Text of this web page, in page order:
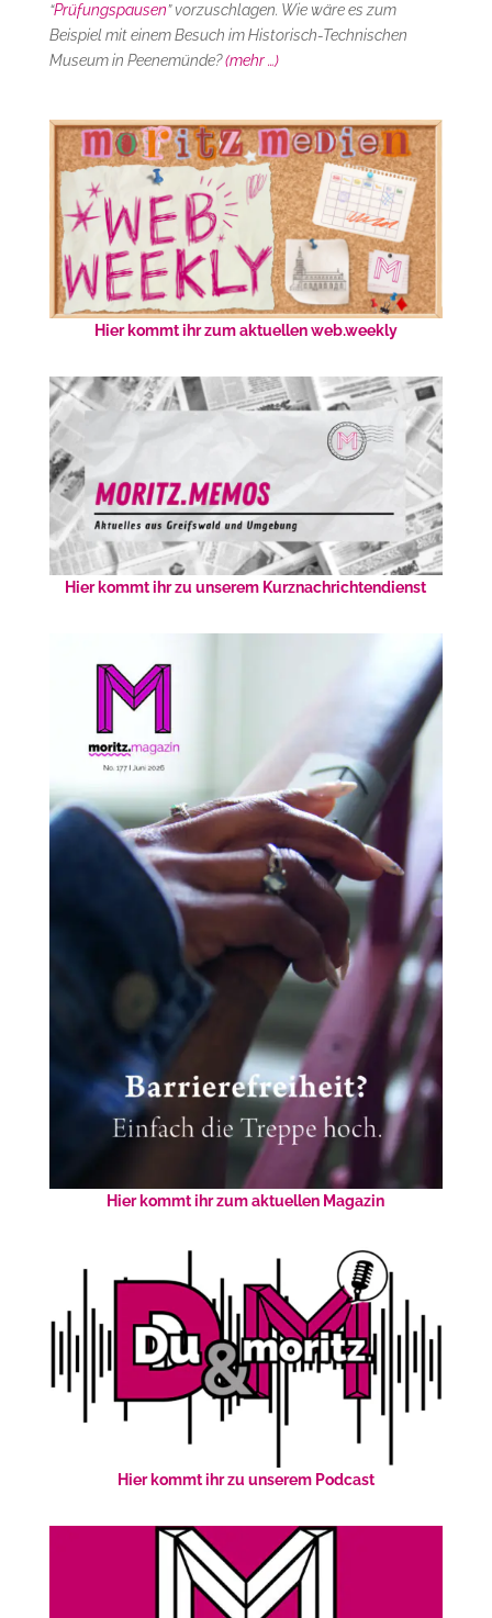
“Prüfungspausen” vorzuschlagen. Wie wäre es zum
Beispiel mit einem Besuch im Historisch-Technischen
Museum in Peenemünde?(mehr …)
Hier kommt ihr zum aktuellen web.weekly
Hier kommt ihr zu unserem Kurznachrichtendienst
Hier kommt ihr zum aktuellen Magazin
Hier kommt ihr zu unserem Podcast